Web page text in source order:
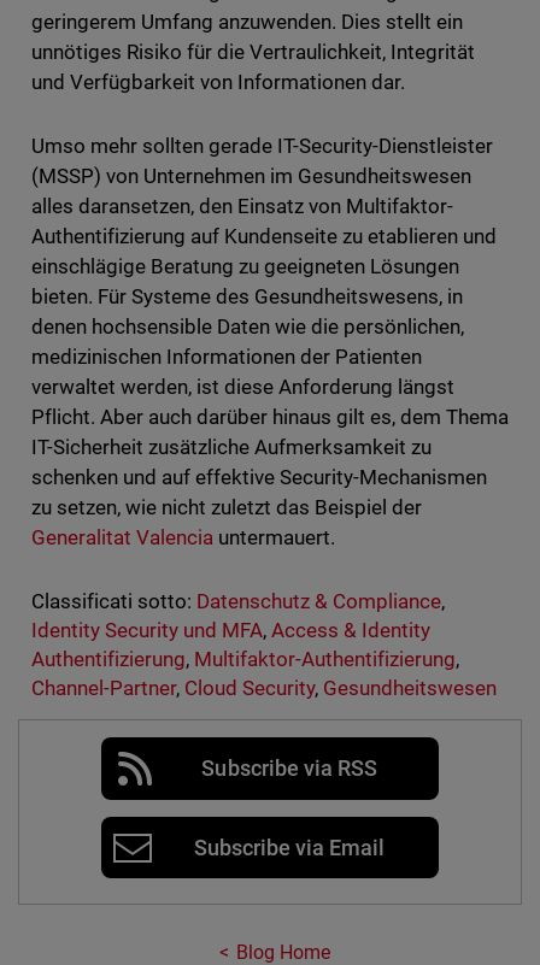
geringerem Umfang anzuwenden. Dies stellt ein
unnötiges Risiko für die Vertraulichkeit, Integrität
und Verfügbarkeit von Informationen dar.
Umso mehr sollten gerade IT-Security-Dienstleister
(MSSP) von Unternehmen im Gesundheitswesen
alles daransetzen, den Einsatz von Multifaktor-
Authentifizierung auf Kundenseite zu etablieren und
einschlägige Beratung zu geeigneten Lösungen
bieten. Für Systeme des Gesundheitswesens, in
denen hochsensible Daten wie die persönlichen,
medizinischen Informationen der Patienten
verwaltet werden, ist diese Anforderung längst
Pflicht. Aber auch darüber hinaus gilt es, dem Thema
IT-Sicherheit zusätzliche Aufmerksamkeit zu
schenken und auf effektive Security-Mechanismen
zu setzen, wie nicht zuletzt das Beispiel der
Generalitat Valenciauntermauert.
Classificati sotto: Datenschutz & Compliance,
Identity Security und MFA, Access & Identity
Authentifizierung, Multifaktor-Authentifizierung,
Channel-Partner, Cloud Security, Gesundheitswesen
Subscribe via RSS
Subscribe via Email
Blog Home